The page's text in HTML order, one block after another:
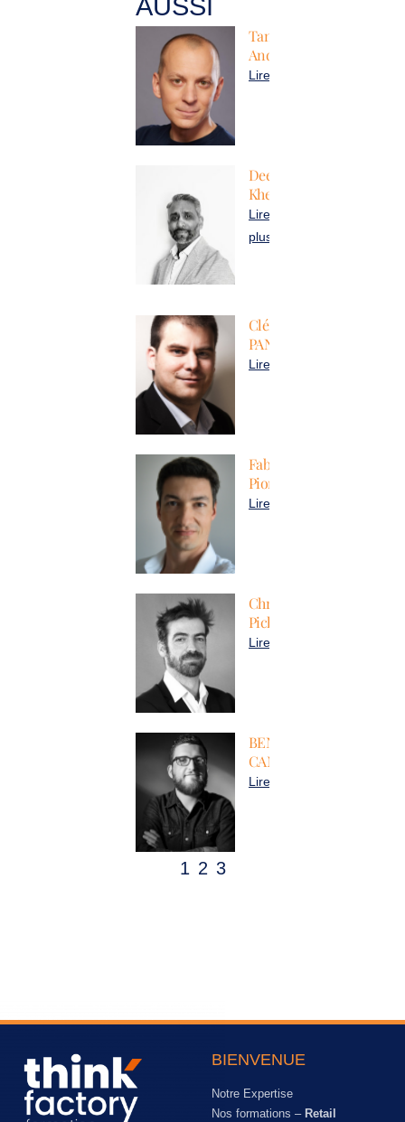
AUSSI
Tanguy
Andrillon
Lire plus
Deepak
Khelooa
Lire
plus
Clément
PANARD
Lire plus
Fabien
Pionneau
Lire plus
Christophe
Pichon
Lire plus
BENOIT
CAMPION
Lire plus
1 2 3
BIENVENUE
Notre Expertise
Nos formations – Retail